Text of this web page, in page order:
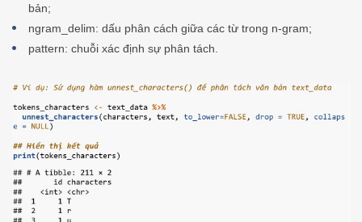
bản;
ngram_delim: dấu phân cách giữa các từ trong n-gram;
pattern: chuỗi xác định sự phân tách.